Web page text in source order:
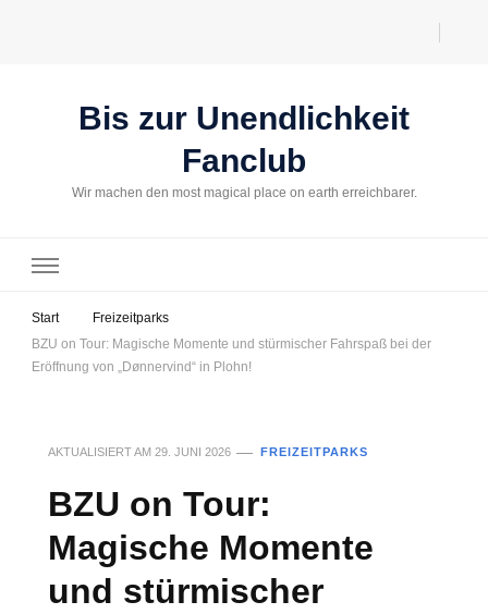
Bis zur Unendlichkeit
Fanclub
Wir machen den most magical place on earth erreichbarer.
Start
Freizeitparks
BZU on Tour: Magische Momente und stürmischer Fahrspaß bei der
Eröffnung von „Dønnervind“ in Plohn!
AKTUALISIERT AM 29. JUNI 2026 FREIZEITPARKS
BZU on Tour:
Magische Momente
und stürmischer